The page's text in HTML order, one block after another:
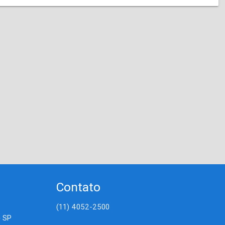
Contato
(11) 4052-2500